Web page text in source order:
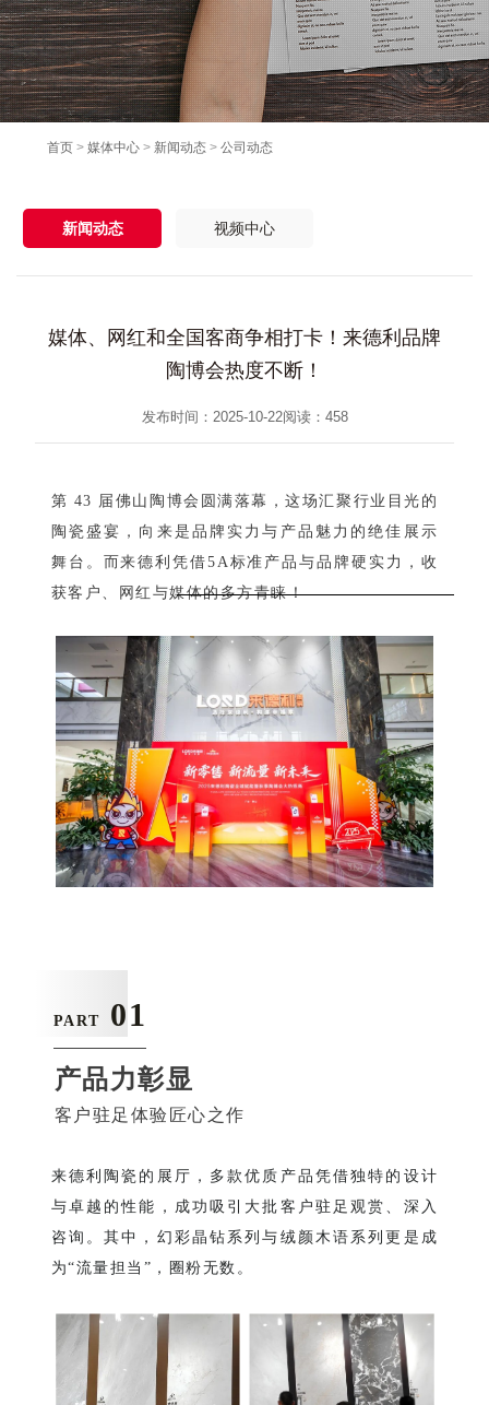
首页 > 媒体中心 > 新闻动态 > 公司动态
新闻动态 视频中心
媒体、网红和全国客商争相打卡！来德利品牌
陶博会热度不断！
发布时间：2025-10-22阅读： 458
第 43 届佛山陶博会圆满落幕，这场汇聚行业目光的
陶瓷盛宴，向来是品牌实力与产品魅力的绝佳展示
舞台。而来德利凭借5A标准产品与品牌硬实力，收
获客户、网红与媒体的多方青睐！
PART 01
产品力彰显
客户驻足体验匠心之作
来德利陶瓷的展厅，多款优质产品凭借独特的设计
与卓越的性能，成功吸引大批客户驻足观赏、深入
咨询。其中，幻彩晶钻系列与绒颜木语系列更是成
为“流量担当”，圈粉无数。